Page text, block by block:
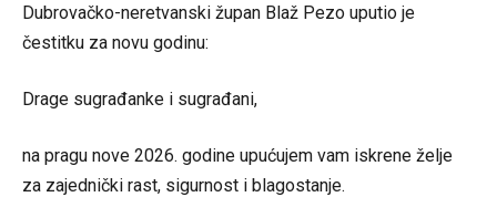
Dubrovačko-neretvanski župan Blaž Pezo uputio je
čestitku za novu godinu:
Drage sugrađanke i sugrađani,
na pragu nove 2026. godine upućujem vam iskrene želje
za zajednički rast, sigurnost i blagostanje.